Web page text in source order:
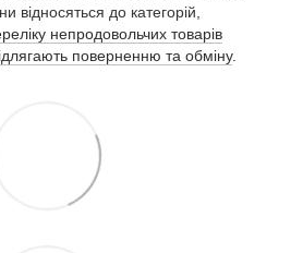
відносяться до категорій,
непродовольчих товарів
поверненню та обміну.